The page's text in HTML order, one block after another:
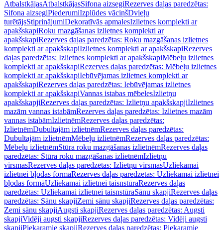
AtbalstkājasAtbalstkājasSifona aizsegiRezerves daļas paredzētas:
Sifona aizsegiPiederumiIzplūdes vāciņšDvieļu
turētājsStiprinājumiDekoratīvās apmalesIzlietnes komplekti ar
apakšskapiRoku mazgāšanas izlietnes komplekti ar
apakšskapiRezerves daļas paredzētas: Roku mazgāšanas izlietnes
komplekti ar apakšskapiIzlietnes komplekti ar apakšskapiRezerves
daļas paredzētas: Izlietnes komplekti ar apakšskapiMēbeļu izlietnes
komplekti ar apakšskapiRezerves daļas paredzētas: Mēbeļu izlietnes
komplekti ar apakšskapiIebūvējamas izlietnes komplekti ar
apakšskapiRezerves daļas paredzētas: Iebūvējamas izlietnes
komplekti ar apakšskapiVannas istabas mēbelesIzlietņu
apakšskapjiRezerves daļas paredzētas: Izlietņu apakšskapjiIzlietnes
mazām vannas istabāmRezerves daļas paredzētas: Izlietnes mazām
vannas istabāmIzlietnēmRezerves daļas paredzētas:
IzlietnēmDubultajām izlietnēmRezerves daļas paredzētas:
Dubultajām izlietnēmMēbeļu izlietnēmRezerves daļas paredzētas:
Mēbeļu izlietnēmStūra roku mazgāšanas izlietnēmRezerves daļas
paredzētas: Stūra roku mazgāšanas izlietnēmIzlietņu
virsmasRezerves daļas paredzētas: Izlietņu virsmasUzliekamai
izlietnei bļodas formāRezerves daļas paredzētas: Uzliekamai izlietnei
bļodas formāUzliekamai izlietnei taisnstūraRezerves daļas
paredzētas: Uzliekamai izlietnei taisnstūraSānu skapjiRezerves daļas
paredzētas: Sānu skapjiZemi sānu skapjiRezerves daļas paredzētas:
Zemi sānu skapjiAugsti skapjiRezerves daļas paredzētas: Augsti
skapjiVidēji augsti skapjiRezerves daļas paredzētas: Vidēji augsti
skapjiPiekaramie skapjiRezerves daļas paredzētas: Piekaramie